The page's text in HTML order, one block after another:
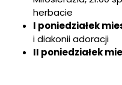
herbacie
I poniedziałek
i diakonii adoracji
II poniedziałek